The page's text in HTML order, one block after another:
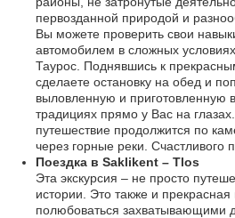
первозданной природой и
Вы можете проверить свои
автомобилем в сложных
Таурос. Поднявшись к
сделаете остановку на обед и
выловленную и приготовленную
традициях прямо у Вас на
путешествие продолжится по
через горные реки. Счастливого
Поездка в Saklikent – Tlos
Эта экскурсия – не просто
истории. Это также и прекрасная
полюбоваться захватывающими